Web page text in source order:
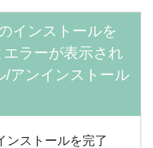
インストールを
ラーが表示され
/アンインストール
ンストールを完了